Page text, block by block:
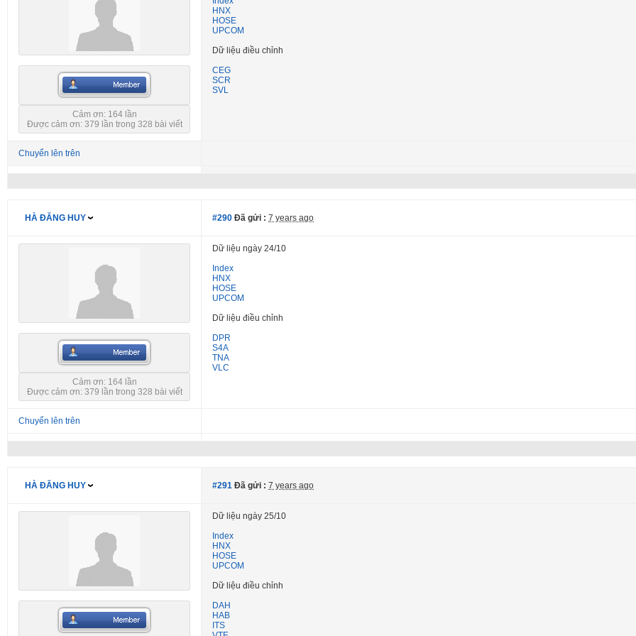
Cảm ơn: 164 lần
Được cảm ơn: 379 lần trong 328 bài viết
HNX
HOSE
UPCOM
Dữ liệu điều chỉnh
CEG
SCR
SVL
Chuyển lên trên
HÀ ĐĂNG HUY #290 Đã gửi : 7 years ago
Cảm ơn: 164 lần
Được cảm ơn: 379 lần trong 328 bài viết
Dữ liệu ngày 24/10
Index
HNX
HOSE
UPCOM
Dữ liệu điều chỉnh
DPR
S4A
TNA
VLC
Chuyển lên trên
HÀ ĐĂNG HUY #291 Đã gửi : 7 years ago
Dữ liệu ngày 25/10
Index
HNX
HOSE
UPCOM
Dữ liệu điều chỉnh
DAH
HAB
ITS